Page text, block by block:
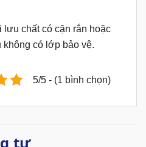
lưu chất có cặn rắn hoặc
không có lớp bảo vệ.
5/5 - (1 bình chọn)
tự